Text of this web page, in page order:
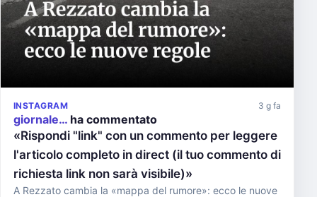
INSTAGRAM 3 g fa
giornale… ha commentato
«Rispondi "link" con un commento per leggere
l'articolo completo in direct (il tuo commento di
richiesta link non sarà visibile)»
A Rezzato cambia la «mappa del rumore»: ecco le nuove